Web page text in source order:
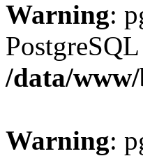
Warning:
/data/
Warning: